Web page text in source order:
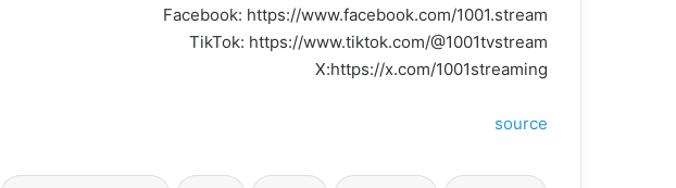
Facebook: https://www.facebook.com/1001.stream
TikTok: https://www.tiktok.com/@1001tvstream
X:https://x.com/1001streaming
source